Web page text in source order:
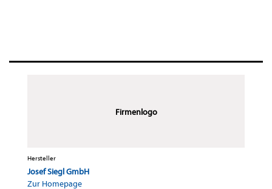
Firmenlogo
Hersteller
Josef Siegl GmbH
Zur Homepage